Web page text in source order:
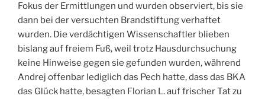
Fokus der Ermittlungen und wurden observiert, bis sie
dann bei der versuchten Brandstiftung verhaftet
wurden. Die verdächtigen Wissenschaftler blieben
bislang auf freiem Fuß, weil trotz Hausdurchsuchung
keine Hinweise gegen sie gefunden wurden, während
Andrej offenbar lediglich das Pech hatte, dass das BKA
das Glück hatte, besagten Florian L. auf frischer Tat zu